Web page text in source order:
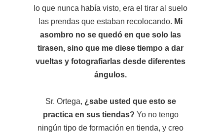
lo que nunca había visto, era el tirar al suelo
las prendas que estaban recolocando. Mi
asombro no se quedó en que solo las
tirasen, sino que me diese tiempo a dar
vueltas y fotografiarlas desde diferentes
ángulos.
Sr. Ortega, ¿sabe usted que esto se
practica en sus tiendas? Yo no tengo
ningún tipo de formación en tienda, y creo